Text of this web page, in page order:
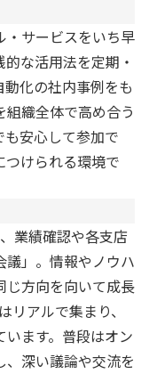
・サービスをいち早
な活用法を定期・
化の社内事例をも
織全体で高め合う
安心して参加で
つけられる環境で
業績確認や各支店
議」。情報やノウハ
じ方向を向いて成長
リアルで集まり、
ます。普段はオン
、深い議論や交流を